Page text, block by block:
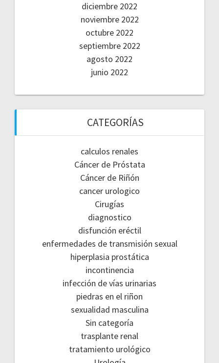
diciembre 2022
noviembre 2022
octubre 2022
septiembre 2022
agosto 2022
junio 2022
CATEGORÍAS
calculos renales
Cáncer de Próstata
Cáncer de Riñón
cancer urologico
Cirugías
diagnostico
disfunción eréctil
enfermedades de transmisión sexual
hiperplasia prostática
incontinencia
infección de vías urinarias
piedras en el riñon
sexualidad masculina
Sin categoría
trasplante renal
tratamiento urológico